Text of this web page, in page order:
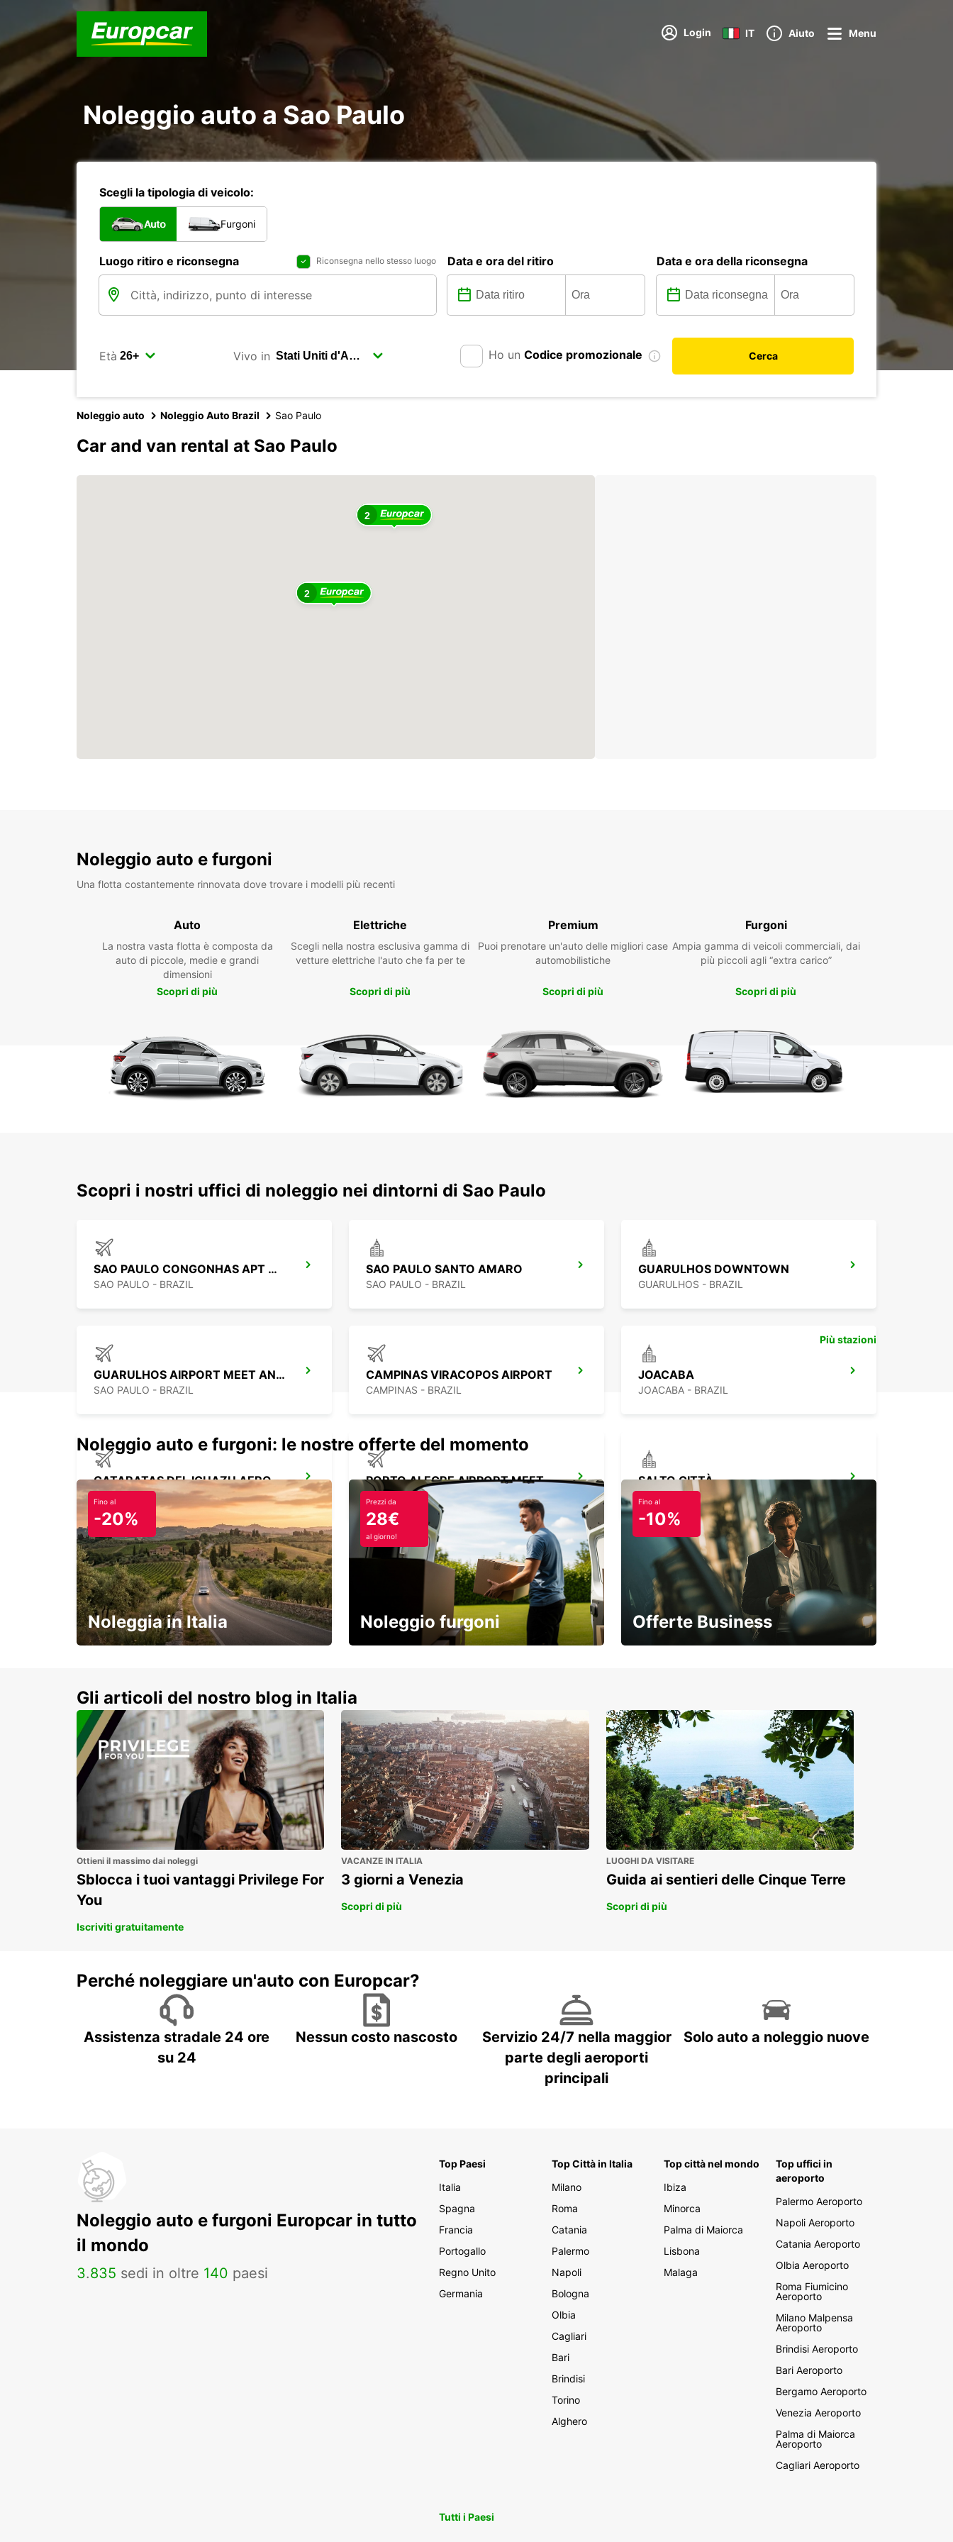
Login IT Aiuto Menu
Noleggio auto a Sao Paulo
Scegli la tipologia di veicolo:
Auto Furgoni
Luogo ritiro e riconsegna Riconsegna nello stesso luogo Data e ora del ritiro Data e ora della riconsegna
Età Vivo in Ho un Codice promozionale Cerca
Noleggio auto Noleggio Auto Brazil Sao Paulo
Car and van rental at Sao Paulo
2
2
Noleggio auto e furgoni
Una flotta costantemente rinnovata dove trovare i modelli più recenti
Auto
La nostra vasta flotta è composta da
auto di piccole, medie e grandi
dimensioni
Scopri di più
Elettriche
Scegli nella nostra esclusiva gamma di
vetture elettriche l'auto che fa per te
Scopri di più
Premium
Puoi prenotare un'auto delle migliori case
automobilistiche
Scopri di più
Furgoni
Ampia gamma di veicoli commerciali, dai
più piccoli agli “extra carico”
Scopri di più
Scopri i nostri uffici di noleggio nei dintorni di Sao Paulo
SAO PAULO CONGONHAS APT MEET GREET
SAO PAULO - BRAZIL
SAO PAULO SANTO AMARO
SAO PAULO - BRAZIL
GUARULHOS DOWNTOWN
GUARULHOS - BRAZIL
GUARULHOS AIRPORT MEET AND GREET
SAO PAULO - BRAZIL
CAMPINAS VIRACOPOS AIRPORT
CAMPINAS - BRAZIL
JOACABA
JOACABA - BRAZIL
CATARATAS DEL IGUAZU AEROPORTO
IGUAZU - ARGENTINA
PORTO ALEGRE AIRPORT MEET AND GREET
PORTO ALEGRE - BRAZIL
SALTO CITTÀ
SALTO - URUGUAY
DURAZNO CITTÀ
DURAZNO - URUGUAY
Più stazioni
Noleggio auto e furgoni: le nostre offerte del momento
Fino al
-20%
Noleggia in Italia
Prezzi da
28€
al giorno!
Noleggio furgoni
Fino al
-10%
Offerte Business
Gli articoli del nostro blog in Italia
Ottieni il massimo dai noleggi
Sblocca i tuoi vantaggi Privilege For
You
Iscriviti gratuitamente
VACANZE IN ITALIA
3 giorni a Venezia
Scopri di più
LUOGHI DA VISITARE
Guida ai sentieri delle Cinque Terre
Scopri di più
Perché noleggiare un'auto con Europcar?
Assistenza stradale 24 ore
su 24
Nessun costo nascosto
Servizio 24/7 nella maggior
parte degli aeroporti
principali
Solo auto a noleggio nuove
Noleggio auto e furgoni Europcar in tutto
il mondo
3.835 sedi in oltre 140 paesi
Top Paesi
Italia
Spagna
Francia
Portogallo
Regno Unito
Germania
Top Città in Italia
Milano
Roma
Catania
Palermo
Napoli
Bologna
Olbia
Cagliari
Bari
Brindisi
Torino
Alghero
Top città nel mondo
Ibiza
Minorca
Palma di Maiorca
Lisbona
Malaga
Top uffici in
aeroporto
Palermo Aeroporto
Napoli Aeroporto
Catania Aeroporto
Olbia Aeroporto
Roma Fiumicino
Aeroporto
Milano Malpensa
Aeroporto
Brindisi Aeroporto
Bari Aeroporto
Bergamo Aeroporto
Venezia Aeroporto
Palma di Maiorca
Aeroporto
Cagliari Aeroporto
Tutti i Paesi